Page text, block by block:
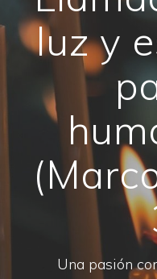
luz y
Una pasión